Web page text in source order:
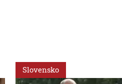
Slovensko